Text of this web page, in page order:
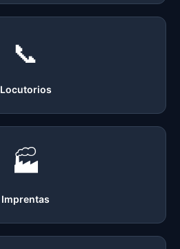
📞
Locutorios
🏭
Imprentas